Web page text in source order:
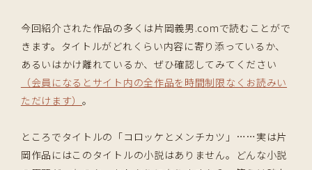
今回紹介された作品の多くは片岡義男.comで読むことがで
きます。タイトルがどれくらい内容に寄り添っているか、
あるいはかけ離れているか、ぜひ確認してみてください
（会員になるとサイト内の全作品を時間制限なくお読みい
ただけます）。
ところでタイトルの「コロッケとメンチカツ」……実は片
岡作品にはこのタイトルの小説はありません。どんな小説